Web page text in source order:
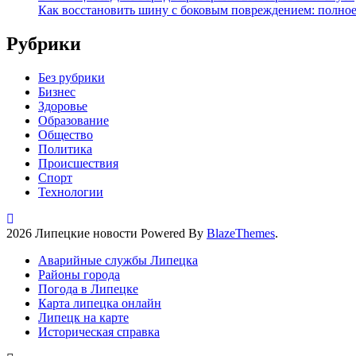
Как восстановить шину с боковым повреждением: полное
Рубрики
Без рубрики
Бизнес
Здоровье
Образование
Общество
Политика
Происшествия
Спорт
Технологии
2026 Липецкие новости Powered By BlazeThemes.
Аварийные службы Липецка
Районы города
Погода в Липецке
Карта липецка онлайн
Липецк на карте
Историческая справка